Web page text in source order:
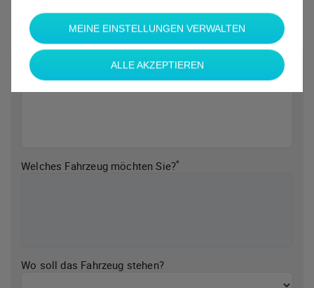
Welche Marke möchten Sie?*
Welches Fahrzeug möchten Sie?*
Wo soll das Fahrzeug stehen?
MEINE EINSTELLUNGEN VERWALTEN
ALLE AKZEPTIEREN